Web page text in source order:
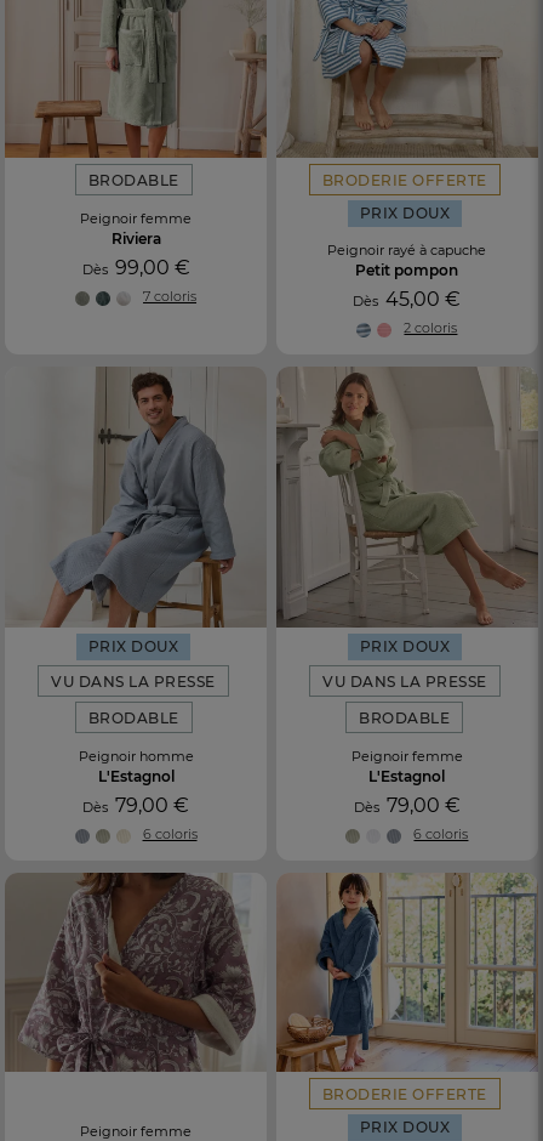
BRODABLE
Peignoir femme
Riviera
Dès 99,00 €
7 coloris
BRODERIE OFFERTE
PRIX DOUX
Peignoir rayé à capuche
Petit pompon
Dès45,00 €
2 coloris
PRIX DOUX
VU DANS LA PRESSE
BRODABLE
Peignoir homme
L'Estagnol
Dès 79,00 €
6 coloris
PRIX DOUX
VU DANS LA PRESSE
BRODABLE
Peignoir femme
L'Estagnol
Dès 79,00 €
6 coloris
Peignoir femme
BRODERIE OFFERTE
PRIX DOUX